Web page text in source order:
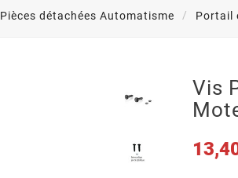
Pièces détachées Automatisme Portail
Vis